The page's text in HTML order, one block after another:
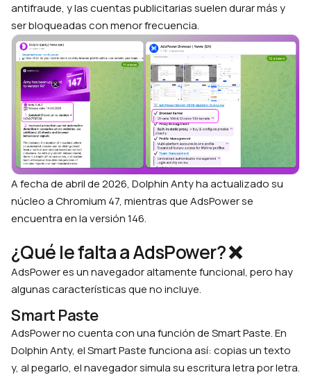
antifraude, y las cuentas publicitarias suelen durar más y
ser bloqueadas con menor frecuencia.
A fecha de abril de 2026, Dolphin Anty ha actualizado su
núcleo a Chromium 47, mientras que AdsPower se
encuentra en la versión 146.
¿Qué le falta a AdsPower? ❌
AdsPower es un navegador altamente funcional, pero hay
algunas características que no incluye.
Smart Paste
AdsPower no cuenta con una función de Smart Paste. En
Dolphin Anty, el Smart Paste funciona así: copias un texto
y, al pegarlo, el navegador simula su escritura letra por letra.